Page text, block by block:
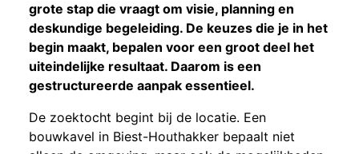
grote stap die vraagt om visie, planning en
deskundige begeleiding. De keuzes die je in het
begin maakt, bepalen voor een groot deel het
uiteindelijke resultaat. Daarom is een
gestructureerde aanpak essentieel.
De zoektocht begint bij de locatie. Een
bouwkavel in Biest-Houthakker bepaalt niet